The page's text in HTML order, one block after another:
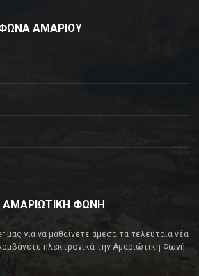
ΑΜΑΡΙΟΥ
ΦΩΝΗ
μας για να μαθαίνετε άμεσα τα τελευταία νέα
ηλεκτρονικά την Αμαριώτικη Φωνή.